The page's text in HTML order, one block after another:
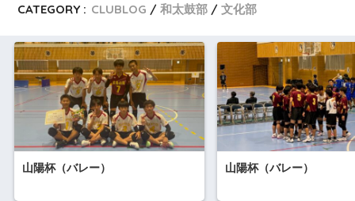
CATEGORY : CLUBLOG 和太鼓部 文化部
山陽杯（バレー） 山陽杯（バレー）